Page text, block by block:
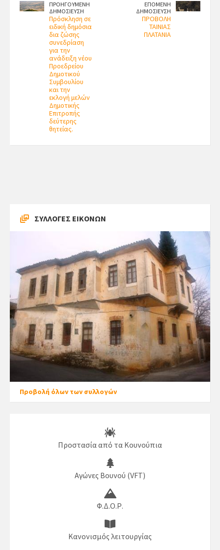
ΠΡΟΗΓΟΥΜΕΝΗ
ΔΗΜΟΣΙΕΥΣΗ
Πρόσκληση σε
ειδική δημόσια
δια ζώσης
συνεδρίαση
για την
ανάδειξη νέου
Προεδρείου
Δημοτικού
Συμβουλίου
και την
εκλογή μελών
Δημοτικής
Επιτροπής
δεύτερης
θητείας.
ΕΠΟΜΕΝΗ
ΔΗΜΟΣΙΕΥΣΗ
ΠΡΟΒΟΛΗ
ΤΑΙΝΙΑΣ
ΠΛΑΤΑΝΙΑ
ΣΥΛΛΟΓΕΣ ΕΙΚΟΝΩΝ
Προβολή όλων των συλλογών
Προστασία από τα Κουνούπια
Αγώνες Βουνού (VFT)
Φ.Δ.Ο.Ρ.
Κανονισμός λειτουργίας